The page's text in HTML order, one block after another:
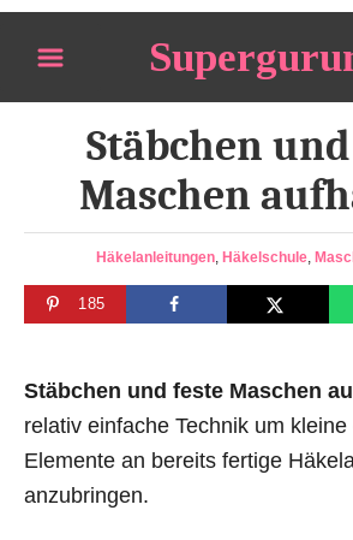
i
Stäbchen
Maschen
C
a
t
o
i
e
Häkelanleitungen, Häkelschule,
185
Stäbchen und feste Maschen
relativ einfache Technik um
Elemente an bereits fertige
anzubringen.